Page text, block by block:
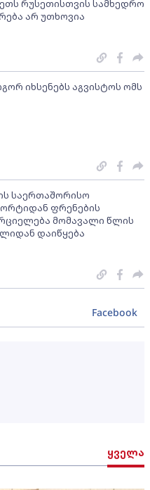
რუსეთისთვის სამხედრო
არ უთხოვია
იხსენებს აგვისტოს ომს
საერთაშორისო
ფრენების
მომავალი წლის
დაიწყება
ყველა
Facebook